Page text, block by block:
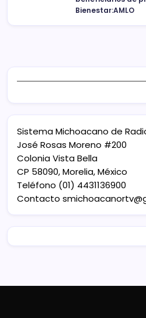
Bienestar:AMLO
Sistema Michoacano de
José Rosas Moreno #200
Colonia Vista Bella
CP 58090, Morelia, México
Teléfono (01) 4431136900
Contacto